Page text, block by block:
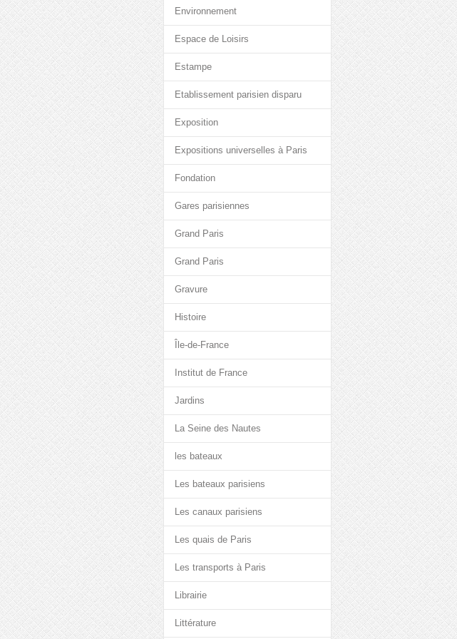
Environnement
Espace de Loisirs
Estampe
Etablissement parisien disparu
Exposition
Expositions universelles à Paris
Fondation
Gares parisiennes
Grand Paris
Grand Paris
Gravure
Histoire
Île-de-France
Institut de France
Jardins
La Seine des Nautes
les bateaux
Les bateaux parisiens
Les canaux parisiens
Les quais de Paris
Les transports à Paris
Librairie
Littérature